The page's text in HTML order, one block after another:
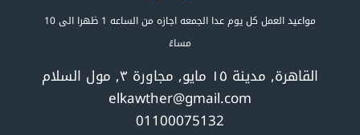
مواعيد العمل كل يوم عدا الجمعه اجازه من الساعه 1 ظهرا الى 10
مساءً
القاهرة, مدينة ١٥ مايو, مجاورة ٣, مول السلام
elkawther@gmail.com
01100075132